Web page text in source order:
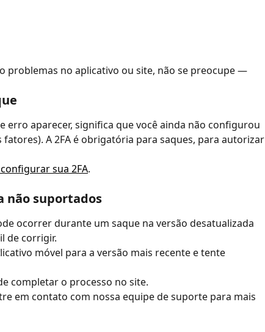
problemas no aplicativo ou site, não se preocupe —
erro aparecer, significa que você ainda não configurou
fatores). A 2FA é obrigatória para saques, para autorizar
sua 2FA.
não suportados
ocorrer durante um saque na versão desatualizada
de corrigir.
móvel para a versão mais recente e tente
completar o processo no site.
em contato com nossa equipe de suporte para mais